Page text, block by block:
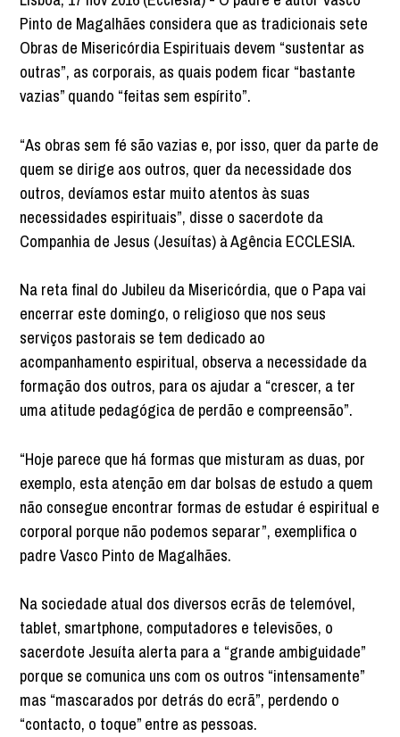
Pinto de Magalhães considera que as tradicionais sete
Obras de Misericórdia Espirituais devem “sustentar as
outras”, as corporais, as quais podem ficar “bastante
vazias” quando “feitas sem espírito”.
“As obras sem fé são vazias e, por isso, quer da parte de
quem se dirige aos outros, quer da necessidade dos
outros, devíamos estar muito atentos às suas
necessidades espirituais”, disse o sacerdote da
Companhia de Jesus (Jesuítas) à Agência ECCLESIA.
Na reta final do Jubileu da Misericórdia, que o Papa vai
encerrar este domingo, o religioso que nos seus
serviços pastorais se tem dedicado ao
acompanhamento espiritual, observa a necessidade da
formação dos outros, para os ajudar a “crescer, a ter
uma atitude pedagógica de perdão e compreensão”.
“Hoje parece que há formas que misturam as duas, por
exemplo, esta atenção em dar bolsas de estudo a quem
não consegue encontrar formas de estudar é espiritual e
corporal porque não podemos separar”, exemplifica o
padre Vasco Pinto de Magalhães.
Na sociedade atual dos diversos ecrãs de telemóvel,
tablet, smartphone, computadores e televisões, o
sacerdote Jesuíta alerta para a “grande ambiguidade”
porque se comunica uns com os outros “intensamente”
mas “mascarados por detrás do ecrã”, perdendo o
“contacto, o toque” entre as pessoas.